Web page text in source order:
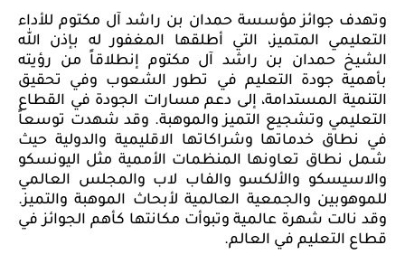
وتهدف جوائز مؤسسة حمدان بن راشد آل مكتوم للأداء
التعليمي المتميز، التي أطلقها المغفور له بإذن الله
الشيخ حمدان بن راشد آل مكتوم إنطلاقاً من رؤيته
بأهمية جودة التعليم في تطور الشعوب وفي تحقيق
التنمية المستدامة، إلى دعم مسارات الجودة في القطاع
التعليمي وتشجيع التميز والموهبة. وقد شهدت توسعاً
في نطاق خدماتها وشراكاتها الاقليمية والدولية حيث
شمل نطاق تعاونها المنظمات الأممية مثل اليونسكو
والاسيسكو والألكسو والفاب لاب والمجلس العالمي
للموهوبين والجمعية العالمية لأبحاث الموهبة والتميز.
وقد نالت شهرة عالمية وتبوأت مكانتها كأهم الجوائز في
قطاع التعليم في العالم.